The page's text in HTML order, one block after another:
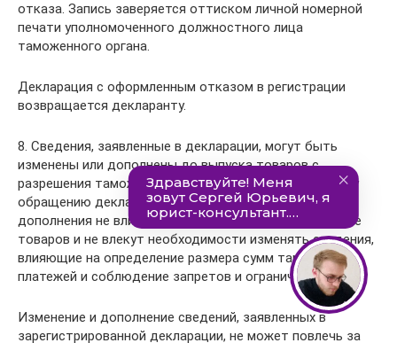
отказа. Запись заверяется оттиском личной номерной
печати уполномоченного должностного лица
таможенного органа.
Декларация с оформленным отказом в регистрации
возвращается декларанту.
8. Сведения, заявленные в декларации, могут быть
изменены или дополнены до выпуска товаров с
разрешения таможенного органа по мотивированному
обращению декларанта, если вносимые изменения и
дополнения не влияют на принятие решения о выпуске
товаров и не влекут необходимости изменять сведения,
влияющие на определение размера сумм таможенных
платежей и соблюдение запретов и ограничений.
Изменение и дополнение сведений, заявленных в
зарегистрированной декларации, не может повлечь за